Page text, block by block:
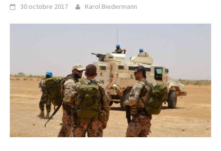
30 octobre 2017 Karol Biedermann